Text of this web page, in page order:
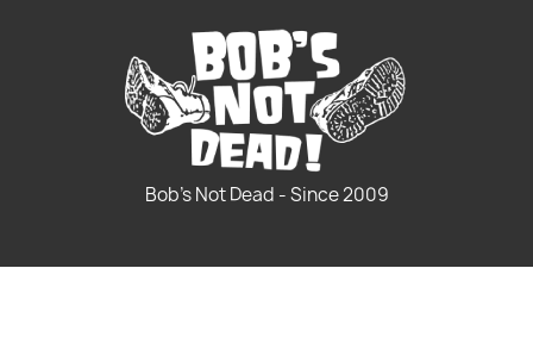
Bob's Not Dead - Since 2009